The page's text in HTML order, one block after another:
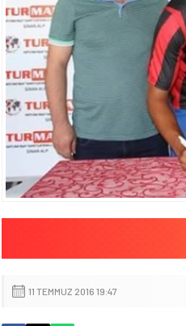
11 TEMMUZ 2016 19:47